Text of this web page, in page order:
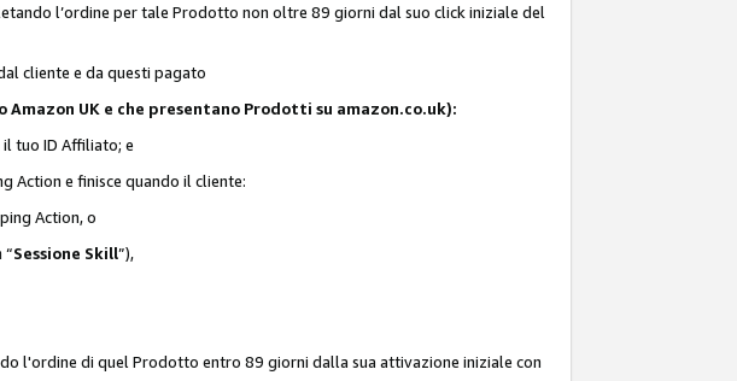
l’ordine per tale Prodotto non oltre 89 giorni dal suo click iniziale del
cliente e da questi pagato
UK e che presentano Prodotti su amazon.co.uk):
tuo ID Affiliato; e
Action e finisce quando il cliente:
Action, o
“Sessione Skill”),
l'ordine di quel Prodotto entro 89 giorni dalla sua attivazione iniziale con